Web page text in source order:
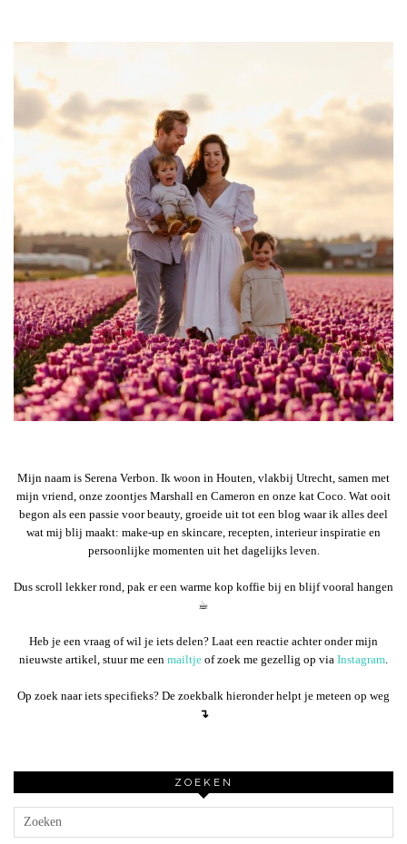
Mijn naam is Serena Verbon. Ik woon in Houten, vlakbij Utrecht, samen met
mijn vriend, onze zoontjes Marshall en Cameron en onze kat Coco. Wat ooit
begon als een passie voor beauty, groeide uit tot een blog waar ik alles deel
wat mij blij maakt: make-up en skincare, recepten, interieur inspiratie en
persoonlijke momenten uit het dagelijks leven.
Dus scroll lekker rond, pak er een warme kop koffie bij en blijf vooral hangen
☕︎
Heb je een vraag of wil je iets delen? Laat een reactie achter onder mijn
nieuwste artikel, stuur me een mailtje of zoek me gezellig op via Instagram.
Op zoek naar iets specifieks? De zoekbalk hieronder helpt je meteen op weg
↴
ZOEKEN